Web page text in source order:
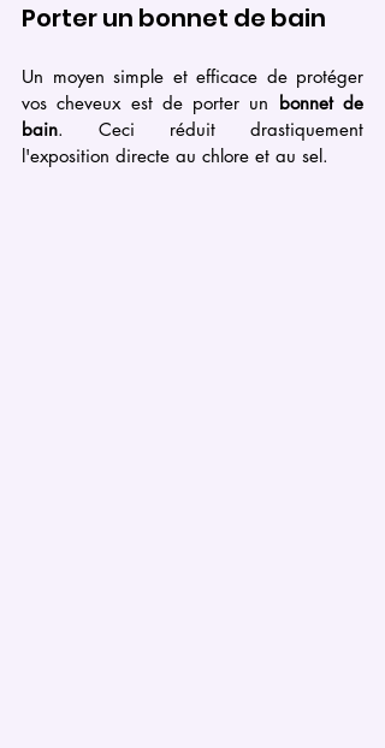
Porter un bonnet de bain
Un moyen simple et efficace de protéger
vos cheveux est de porter un bonnet de
bain. Ceci réduit drastiquement
l'exposition directe au chlore et au sel.